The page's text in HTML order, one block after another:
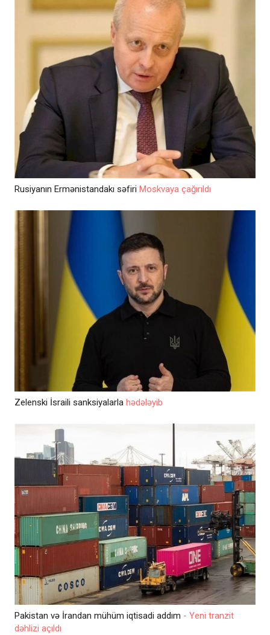
Rusiyanın Ermənistandakı səfiri Moskvaya çağırıldı
Zelenski İsraili sanksiyalarla hədələyib
Pakistan və İrandan mühüm iqtisadi addım - Yeni tranzit
dəhlizi açıldı